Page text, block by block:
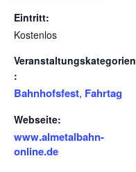
Eintritt:
Kostenlos
Veranstaltungskategorien
:
Bahnhofsfest, Fahrtag
Webseite:
www.almetalbahn-
online.de